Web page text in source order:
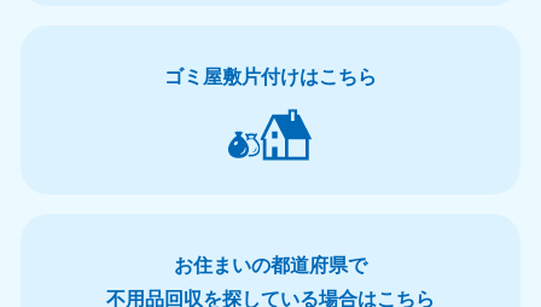
ゴミ屋敷片付けはこちら
お住まいの都道府県で
不用品回収を探している場合はこちら